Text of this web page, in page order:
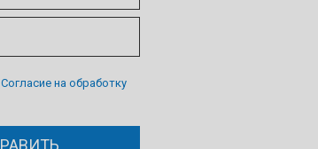
Согласие на обработку